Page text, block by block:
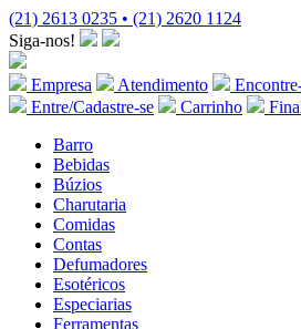
(21) 2613 0235 • (21) 2620 1124
Siga-nos!
Empresa Atendimento
Entre/Cadastre-se
Carrinho
Barro
Bebidas
Búzios
Charutaria
Comidas
Contas
Defumadores
Esotéricos
Especiarias
Ferramentas